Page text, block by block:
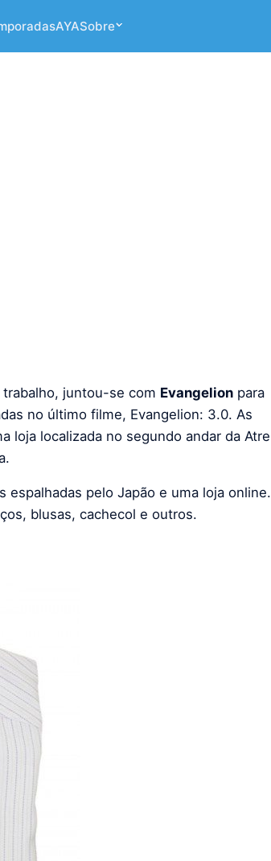
AYASobre
juntou-se com Evangelion para
no último filme, Evangelion: 3.0. As
loja localizada no segundo andar da Atre
espalhadas pelo Japão e uma loja online.
blusas, cachecol e outros.